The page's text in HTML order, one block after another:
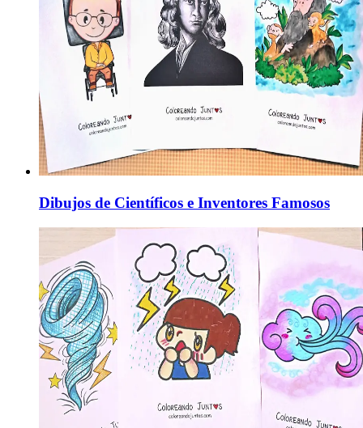
Dibujos de Científicos e Inventores Famosos